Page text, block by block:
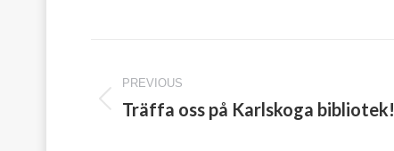
navigation
PREVIOUS
Previous
Träffa oss på Karlskoga bibliotek!